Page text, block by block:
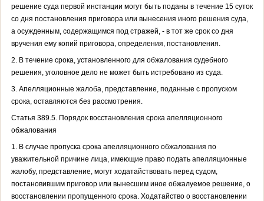
решение суда первой инстанции могут быть поданы в течение 15 суток
со дня постановления приговора или вынесения иного решения суда,
а осужденным, содержащимся под стражей, - в тот же срок со дня
вручения ему копий приговора, определения, постановления.
2. В течение срока, установленного для обжалования судебного
решения, уголовное дело не может быть истребовано из суда.
3. Апелляционные жалоба, представление, поданные с пропуском
срока, оставляются без рассмотрения.
Статья 389.5. Порядок восстановления срока апелляционного
обжалования
1. В случае пропуска срока апелляционного обжалования по
уважительной причине лица, имеющие право подать апелляционные
жалобу, представление, могут ходатайствовать перед судом,
постановившим приговор или вынесшим иное обжалуемое решение, о
восстановлении пропущенного срока. Ходатайство о восстановлении